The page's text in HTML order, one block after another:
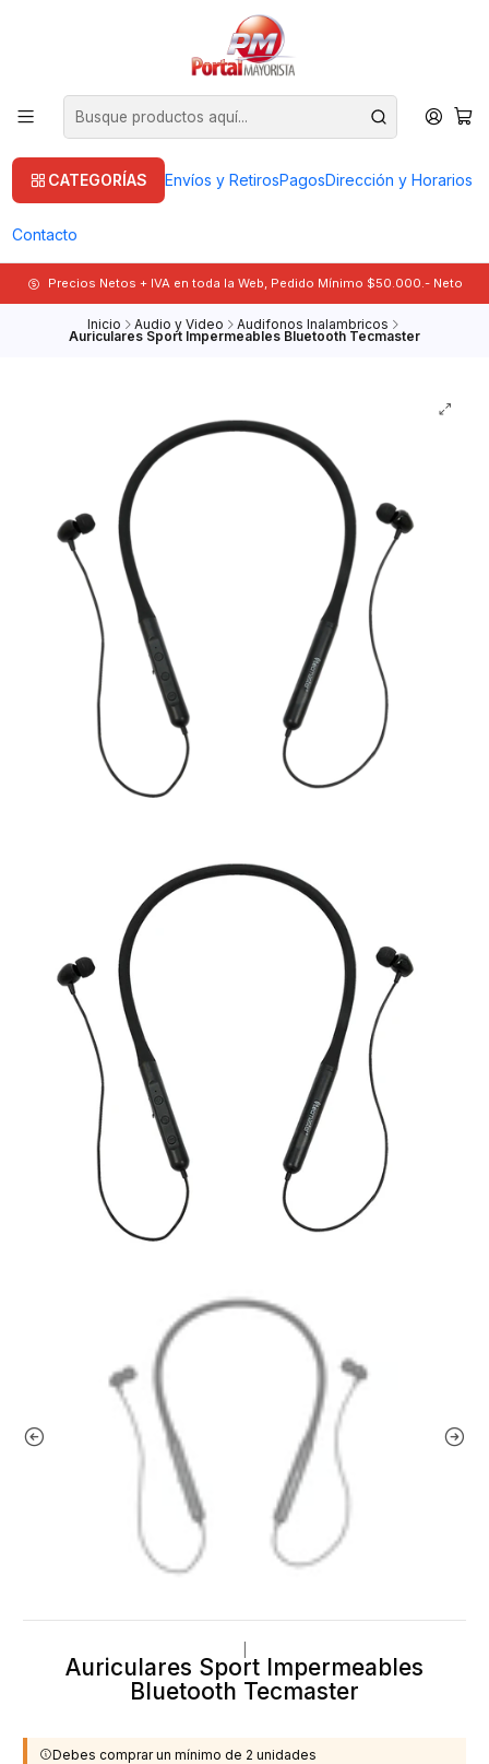
CATEGORÍAS Envíos y RetirosPagosDirección y Horarios
Contacto
Precios Netos + IVA en toda la Web, Pedido Mínimo $50.000.- Neto
Inicio Audio y Video Audifonos Inalambricos
Auriculares Sport Impermeables Bluetooth Tecmaster
Auriculares Sport Impermeables
Bluetooth Tecmaster
Debes comprar un mínimo de 2 unidades